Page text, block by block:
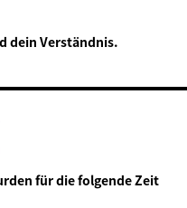
dein Verständnis.
für die folgende Zeit